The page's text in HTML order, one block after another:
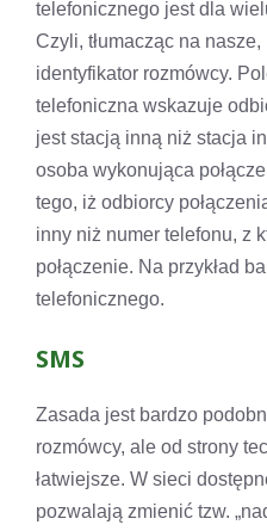
telefonicznego jest dla
Czyli, tłumacząc na
identyfikator rozmówcy.
telefoniczna wskazuje
jest stacją inną niż stacja
osoba wykonująca
tego, iż odbiorcy
inny niż numer telefonu, z
połączenie. Na przykład
telefonicznego.
SMS
Zasada jest bardzo
rozmówcy, ale od strony
łatwiejsze. W sieci
pozwalają zmienić tzw.